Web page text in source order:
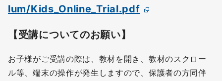
lum/Kids_Online_Trial.pdf
【受講についてのお願い】
お子様がご受講の際は、教材を開き、教材のスクロー
ル等、端末の操作が発生しますので、保護者の方同伴